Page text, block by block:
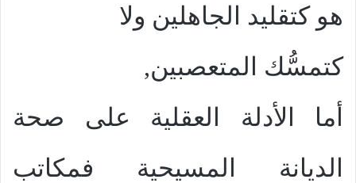
هو كتقليد الجاهلين ولا
كتمسُّك المتعصبين,
أما الأدلة العقلية على صحة
الديانة المسيحية فمكاتب